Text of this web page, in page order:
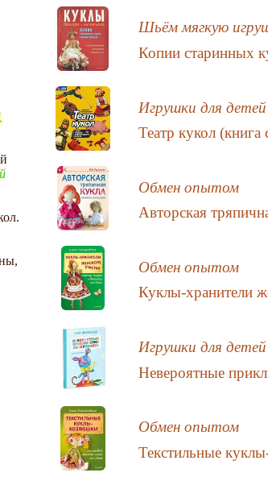
Шьём мягкую
Копии старинных
Игрушки для детей
Театр кукол (книга
Обмен опытом
Авторская
Обмен опытом
Куклы-хранители
Игрушки для детей
Невероятные
Обмен опытом
Текстильные